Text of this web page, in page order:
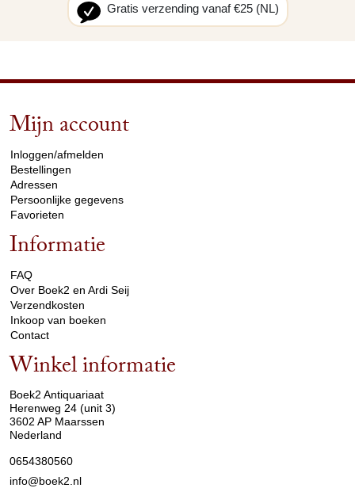
Gratis verzending vanaf €25 (NL)
Mijn account
Inloggen/afmelden
Bestellingen
Adressen
Persoonlijke gegevens
Favorieten
Informatie
FAQ
Over Boek2 en Ardi Seij
Verzendkosten
Inkoop van boeken
Contact
Winkel informatie
Boek2 Antiquariaat
Herenweg 24 (unit 3)
3602 AP Maarssen
Nederland
0654380560
info@boek2.nl